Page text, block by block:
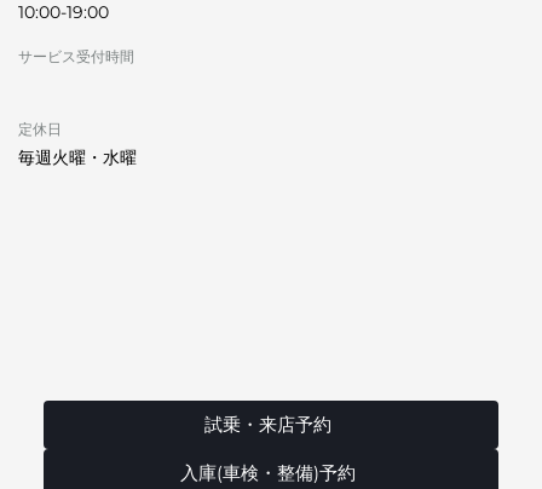
10:00-19:00
サービス受付時間
定休日
毎週火曜・水曜
試乗・来店予約
入庫(車検・整備)予約